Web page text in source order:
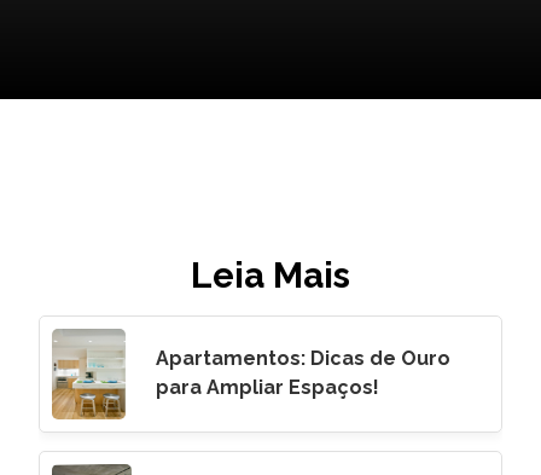
Leia Mais
Apartamentos: Dicas de Ouro
para Ampliar Espaços!